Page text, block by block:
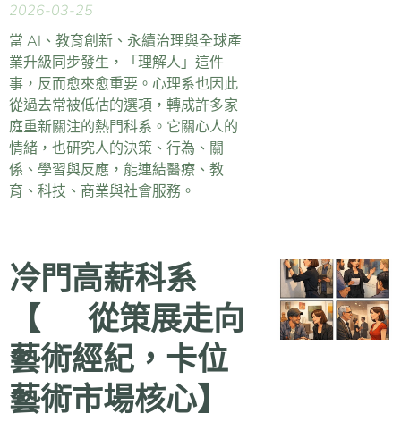
2026-03-25
當 AI、教育創新、永續治理與全球產
業升級同步發生，「理解人」這件
事，反而愈來愈重要。心理系也因此
從過去常被低估的選項，轉成許多家
庭重新關注的熱門科系。它關心人的
情緒，也研究人的決策、行為、關
係、學習與反應，能連結醫療、教
育、科技、商業與社會服務。
冷門高薪科系
【🎨 從策展走向
藝術經紀，卡位
藝術市場核心】